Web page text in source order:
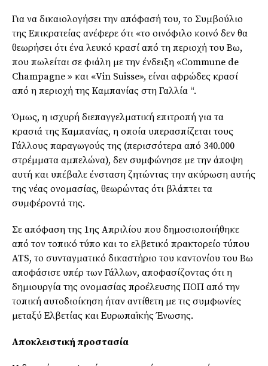
Για να δικαιολογήσει την απόφασή του, το Συμβούλιο
της Επικρατείας ανέφερε ότι «το οινόφιλο κοινό δεν θα
θεωρήσει ότι ένα λευκό κρασί από τη περιοχή του Βω,
που πωλείται σε φιάλη με την ένδειξη «Commune de
Champagne » και «Vin Suisse», είναι αφρώδες κρασί
από η περιοχή της Καμπανίας στη Γαλλία “.
Όμως, η ισχυρή διεπαγγελματική επιτροπή για τα
κρασιά της Καμπανίας, η οποία υπερασπίζεται τους
Γάλλους παραγωγούς της (περισσότερα από 340.000
στρέμματα αμπελώνα), δεν συμφώνησε με την άποψη
αυτή και υπέβαλε ένσταση ζητώντας την ακύρωση αυτής
της νέας ονομασίας, θεωρώντας ότι βλάπτει τα
συμφέροντά της.
Σε απόφαση της 1ης Απριλίου που δημοσιοποιήθηκε
από τον τοπικό τύπο και το ελβετικό πρακτορείο τύπου
ATS, το συνταγματικό δικαστήριο του καντονίου του Βω
αποφάσισε υπέρ των Γάλλων, αποφασίζοντας ότι η
δημιουργία της ονομασίας προέλευσης ΠΟΠ από την
τοπική αυτοδιοίκηση ήταν αντίθετη με τις συμφωνίες
μεταξύ Ελβετίας και Ευρωπαϊκής Ένωσης.
Αποκλειστική προστασία